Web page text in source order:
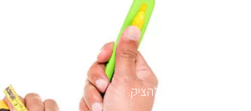
שלנו מבטיחים לא להציק.